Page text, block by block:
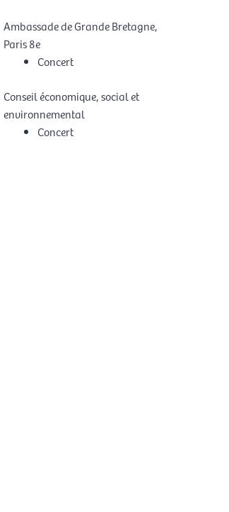
Ambassade de Grande Bretagne,
Paris 8e
Concert
Conseil économique, social et
environnemental
Concert